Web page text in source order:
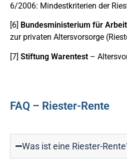
6/2006: Mindestkriterien der
[6] Bundesministerium für
zur privaten Altersvorsorge
[7] Stiftung Warentest –
FAQ – Riester-Rente
Was ist eine Riester-